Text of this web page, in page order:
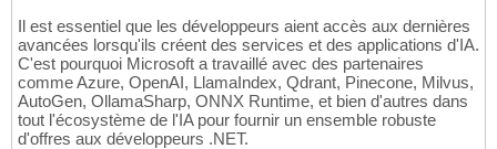
Il est essentiel que les développeurs aient accès aux dernières
avancées lorsqu'ils créent des services et des applications d'IA.
C'est pourquoi Microsoft a travaillé avec des partenaires
comme Azure, OpenAI, LlamaIndex, Qdrant, Pinecone, Milvus,
AutoGen, OllamaSharp, ONNX Runtime, et bien d'autres dans
tout l'écosystème de l'IA pour fournir un ensemble robuste
d'offres aux développeurs .NET.